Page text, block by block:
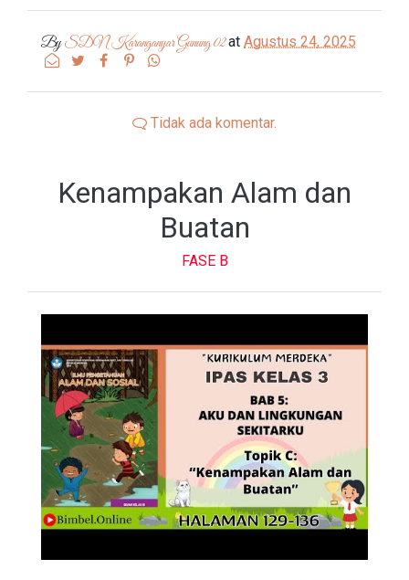
BySDN Karanganyar Gunung 02at Agustus 24, 2025
Tidak ada komentar.
Kenampakan Alam dan
Buatan
FASE B